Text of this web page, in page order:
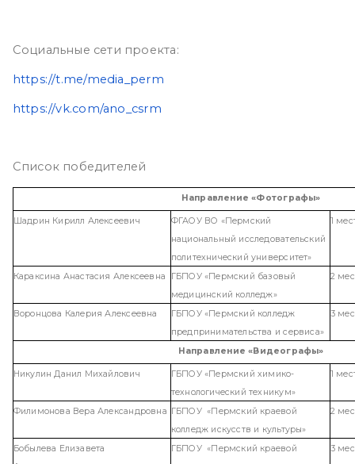
Социальные сети проекта:
https://t.me/media_perm
https://vk.com/ano_csrm
Список победителей
Направление «Фотографы»
Шадрин Кирилл Алексеевич
ФГАОУ ВО «Пермский
национальный исследовательский
политехнический университет»
1
Караксина Анастасия Алексеевна
ГБПОУ «Пермский базовый
медицинский колледж»
2
Воронцова Калерия Алексеевна
ГБПОУ «Пермский колледж
предпринимательства и сервиса»
3
Направление «Видеографы»
Никулин Данил Михайлович
ГБПОУ «Пермский химико-
технологический техникум»
1
Филимонова Вера Александровна ГБПОУ «Пермский краевой
колледж искусств и культуры»
2
Бобылева Елизавета
ГБПОУ «Пермский краевой
3